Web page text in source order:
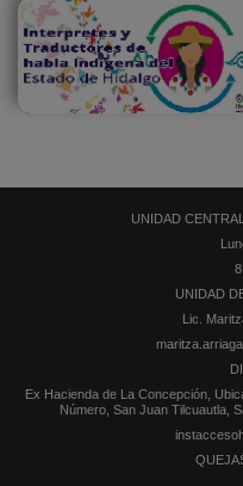
UNIDAD
UNIDAD
Lic.
Ex Hacienda de La Concepción,
Número, San Juan Tilcuautla,